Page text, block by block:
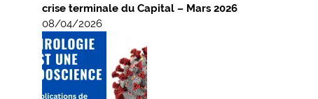
crise terminale du Capital – Mars 2026
08/04/2026